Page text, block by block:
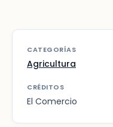
CATEGORÍAS
Agricultura
CRÉDITOS
El Comercio